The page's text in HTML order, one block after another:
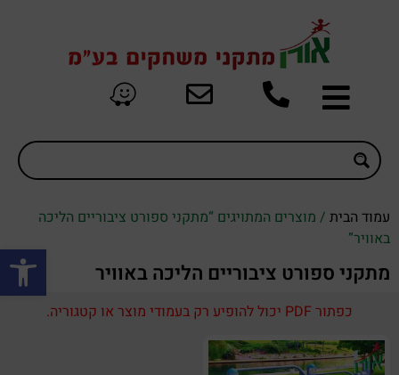
פתח
עמוד הבית / מוצרים המתויגים “מתקני ספורט ציבוריים הליכה
באוויר”
מתקני ספורט ציבוריים הליכה באוויר
כפתור PDF יכול להופיע רק בעמודי מוצר או קטגוריה.